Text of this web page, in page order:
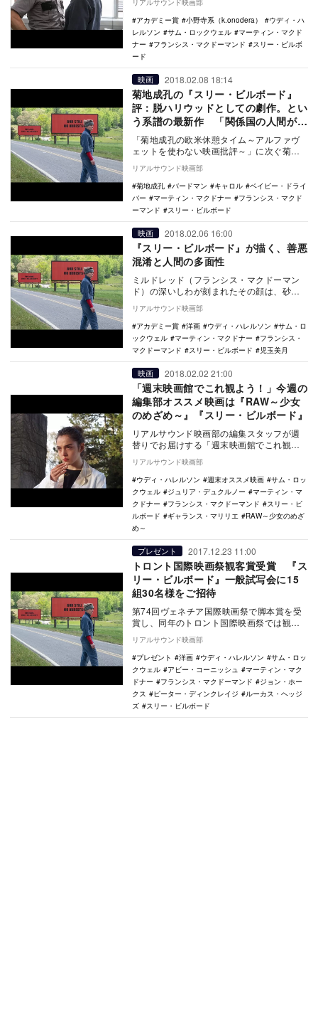
開の連続に、こ…
リアルサウンド映画部
アカデミー賞
小野寺系（k.onodera）
ウディ・ハ
レルソン
サム・ロックウェル
マーティン・マクド
ナー
フランシス・マクドーマンド
スリー・ビルボ
ード
映画 2018.02.08 18:14
菊地成孔の『スリー・ビルボード』
評：脱ハリウッドとしての劇作。とい
う系譜の最新作 「関係国の人間が描
く合衆国」というスタイルは定着する
か？
「菊地成孔の欧米休憩タイム～アルファヴ
ェットを使わない映画批評～」に次ぐ菊地
成孔の映画批評連載「菊地成孔の映画関税
撤廃」は、タイ…
リアルサウンド映画部
菊地成孔
バードマン キャロル
ベイビー・ドライ
バー
マーティン・マクドナー
フランシス・マクド
ーマンド
スリー・ビルボード
映画 2018.02.06 16:00
『スリー・ビルボード』が描く、善悪
混淆と人間の多面性
ミルドレッド（フランシス・マクドーマン
ド）の深いしわが刻まれたその顔は、砂漠
のようにカラカラに乾いている。その乾き
は、もはや感傷…
リアルサウンド映画部
アカデミー賞
洋画 ウディ・ハレルソン
サム・ロ
ックウェル
マーティン・マクドナー
フランシス・
マクドーマンド
スリー・ビルボード 児玉美月
映画 2018.02.02 21:00
「週末映画館でこれ観よう！」今週の
編集部オススメ映画は『RAW～少女
のめざめ～』『スリー・ビルボード』
リアルサウンド映画部の編集スタッフが週
替りでお届けする「週末映画館でこれ観よ
う！」。毎週末にオススメ映画・特集上映
をご紹介。今週…
リアルサウンド映画部
ウディ・ハレルソン
週末オススメ映画
サム・ロッ
クウェル
ジュリア・デュクルノー
マーティン・マ
クドナー
フランシス・マクドーマンド
スリー・ビ
ルボード
ギャランス・マリリエ
RAW～少女のめざ
め～
プレゼント 2017.12.23 11:00
トロント国際映画祭観客賞受賞 『ス
リー・ビルボード』一般試写会に15
組30名様をご招待
第74回ヴェネチア国際映画祭で脚本賞を受
賞し、同年のトロント国際映画祭では観客
賞に輝いた映画『スリー・ビルボード』
が、2018年…
リアルサウンド映画部
プレゼント
洋画 ウディ・ハレルソン
サム・ロッ
クウェル
アビー・コーニッシュ
マーティン・マク
ドナー
フランシス・マクドーマンド
ジョン・ホー
クス
ピーター・ディンクレイジ
ルーカス・ヘッジ
ズ
スリー・ビルボード